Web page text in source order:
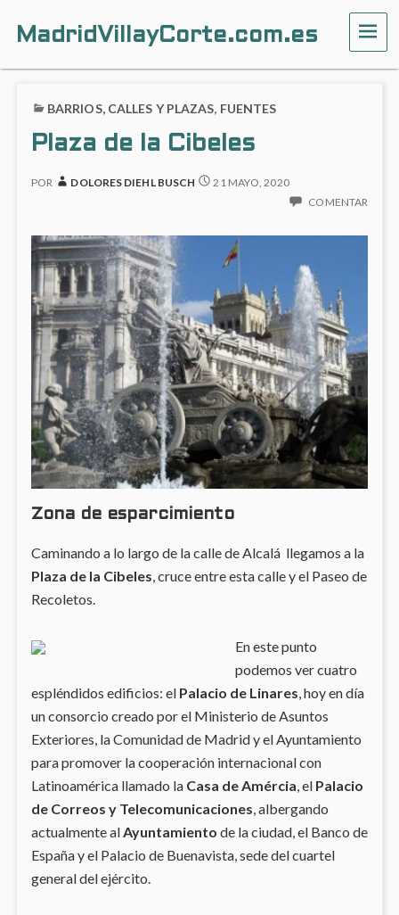
MadridVillayCorte.com.es
BARRIOS, CALLES Y PLAZAS, FUENTES
Plaza de la Cibeles
POR DOLORES DIEHL BUSCH
21 MAYO, 2020
COMENTAR
Zona de esparcimiento
Caminando a lo largo de la calle de Alcalá llegamos a la
Plaza de la Cibeles, cruce entre esta calle y el Paseo de
Recoletos.
En este punto
podemos ver cuatro
espléndidos edificios: el Palacio de Linares, hoy en día
un consorcio creado por el Ministerio de Asuntos
Exteriores, la Comunidad de Madrid y el Ayuntamiento
para promover la cooperación internacional con
Latinoamérica llamado la Casa de Amércia, el Palacio
de Correos y Telecomunicaciones, albergando
actualmente alAyuntamiento de la ciudad, el Banco de
España y el Palacio de Buenavista, sede del cuartel
general del ejército.